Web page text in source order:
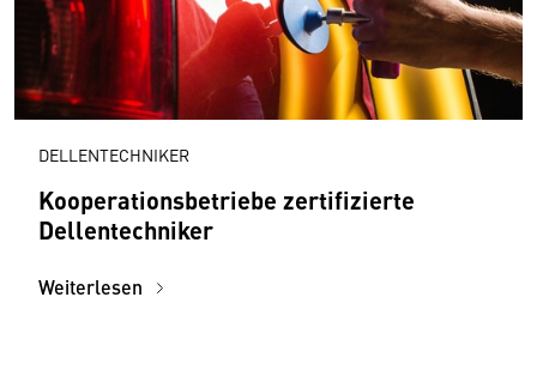
DELLENTECHNIKER
Kooperationsbetriebe zertifizierte
Dellentechniker
Weiterlesen